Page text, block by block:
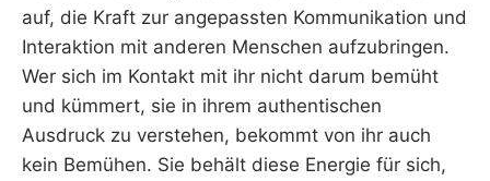
auf, die Kraft zur angepassten Kommunikation und
Interaktion mit anderen Menschen aufzubringen.
Wer sich im Kontakt mit ihr nicht darum bemüht
und kümmert, sie in ihrem authentischen
Ausdruck zu verstehen, bekommt von ihr auch
kein Bemühen. Sie behält diese Energie für sich,